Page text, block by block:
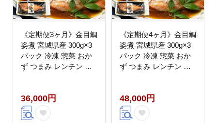
《定期便3ヶ月》金目鯛
姿煮 宮城県産 300g×3
パック 冷凍 惣菜 おか
ず つまみ レンチン 湯
み レンチン 湯煎 簡単
煮物 煮付]
36,000円
《定期便4ヶ月》金目鯛
姿煮 宮城県産 300g×3
パック 冷凍 惣菜 おか
ず つまみ レンチン 湯
み レンチン 湯煎 簡単
煮物 煮付]
48,000円